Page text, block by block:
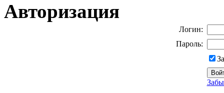
Авторизация
Логин:
Пароль: